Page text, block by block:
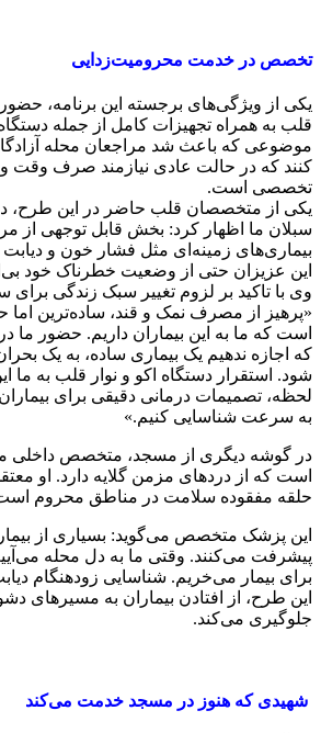
تخصص در خدمت محرومیت‌زدایی
یکی از ویژگی‌های برجسته این برنامه،
قلب به همراه تجهیزات کامل از جمله
موضوعی که باعث شد مراجعان محله
کنند که در حالت عادی نیازمند صرف وقت و
تخصصی است.
یکی از متخصصان قلب حاضر در این طرح، در
سبلان ما اظهار کرد: بخش قابل توجهی از
بیماری‌های زمینه‌ای مثل فشار خون و دیابت
این عزیزان حتی از وضعیت خطرناک خود
وی با تاکید بر لزوم تغییر سبک زندگی
«پرهیز از مصرف نمک و قند، ساده‌ترین اما
است که ما به این بیماران داریم. حضور ما
که اجازه ندهیم یک بیماری ساده، به یک
شود. استقرار دستگاه اکو و نوار قلب به ما
لحظه، تصمیمات درمانی دقیقی برای بیماران
به سرعت شناسایی کنیم.»
در گوشه دیگری از مسجد، متخصص داخلی
است که از دردهای مزمن گلایه دارد. او
حلقه مفقوده سلامت در مناطق محروم
این پزشک متخصص می‌گوید: بسیاری از
پیشرفت می‌کنند. وقتی ما به دل محله
برای بیمار می‌خریم. شناسایی زودهنگام
این طرح، از افتادن بیماران به مسیرهای
جلوگیری می‌کند.
شهیدی که هنوز در مسجد خدمت می‌کند